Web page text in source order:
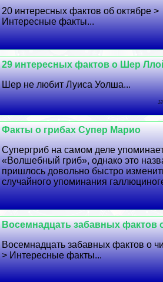
20 интересных фактов об октябре >
Интересные факты...
29 интересных фактов о Шер
Шер не любит Луиса Уолша...
13
Факты о грибах Супер Марио
Супергриб на самом деле
«Волшебный гриб», однако это
пришлось довольно быстро
случайного упоминания
Восемнадцать забавных фактов
Восемнадцать забавных фактов о
> Интересные факты...